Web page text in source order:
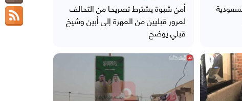
أمن شبوة يشترط تصريحا من التحالف
لمرور قبليين من المهرة إلى أبين وشيخ
قبلي يوضح